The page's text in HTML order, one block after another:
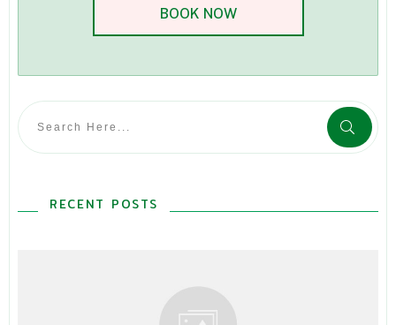
BOOK NOW
RECENT POSTS